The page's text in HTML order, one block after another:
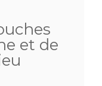
et de